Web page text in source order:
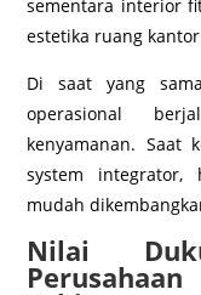
sementara interior
estetika ruang
Di saat yang
operasional
kenyamanan. Saat
system
mudah
Nilai